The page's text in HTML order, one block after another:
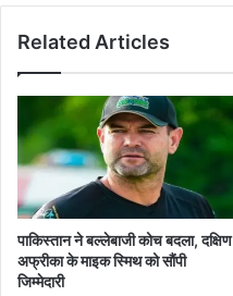
Related Articles
पाकिस्तान ने बल्लेबाजी कोच बदला, दक्षिण
अफ्रीका के माइक स्मिथ को सौंपी
जिम्मेदारी